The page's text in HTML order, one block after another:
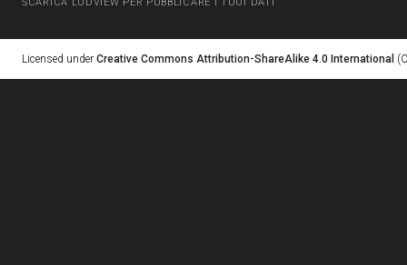
Licensed under Creative Commons Attribution-ShareAlike 4.0 International